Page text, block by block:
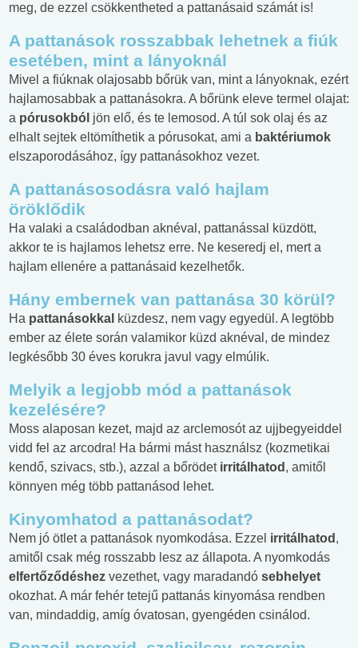
meg, de ezzel csökkentheted a pattanásaid számát is!
A pattanások rosszabbak lehetnek a fiúk
esetében, mint a lányoknál
Mivel a fiúknak olajosabb bőrük van, mint a lányoknak, ezért
hajlamosabbak a pattanásokra. A bőrünk eleve termel olajat:
a pórusokból jön elő, és te lemosod. A túl sok olaj és az
elhalt sejtek eltömíthetik a pórusokat, ami a baktériumok
elszaporodásához, így pattanásokhoz vezet.
A pattanásosodásra való hajlam
öröklődik
Ha valaki a családodban aknéval, pattanással küzdött,
akkor te is hajlamos lehetsz erre. Ne keseredj el, mert a
hajlam ellenére a pattanásaid kezelhetők.
Hány embernek van pattanása 30 körül?
Ha pattanásokkal küzdesz, nem vagy egyedül. A legtöbb
ember az élete során valamikor küzd aknéval, de mindez
legkésőbb 30 éves korukra javul vagy elmúlik.
Melyik a legjobb mód a pattanások
kezelésére?
Moss alaposan kezet, majd az arclemosót az ujjbegyeiddel
vidd fel az arcodra! Ha bármi mást használsz (kozmetikai
kendő, szivacs, stb.), azzal a bőrödet irritálhatod , amitől
könnyen még több pattanásod lehet.
Kinyomhatod a pattanásodat?
Nem jó ötlet a pattanások nyomkodása. Ezzel irritálhatod ,
amitől csak még rosszabb lesz az állapota. A nyomkodás
elfertőződéshez vezethet, vagy maradandó sebhelyet
okozhat. A már fehér tetejű pattanás kinyomása rendben
van, mindaddig, amíg óvatosan, gyengéden csinálod.